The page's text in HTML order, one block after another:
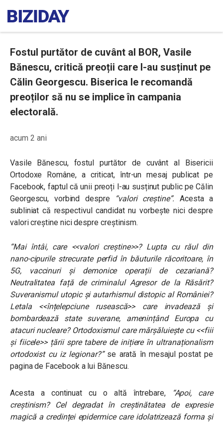
Fostul purtător de cuvânt al BOR, Vasile
Bănescu, critică preoții care l-au susținut pe
Călin Georgescu. Biserica le recomandă
preoților să nu se implice în campania
electorală.
acum 2 ani
Vasile Bănescu, fostul purtător de cuvânt al Bisericii
Ortodoxe Române, a criticat, într-un mesaj publicat pe
Facebook, faptul că unii preoți l-au susținut public pe Călin
Georgescu, vorbind despre“valori creștine”. Acesta a
subliniat că respectivul candidat nu vorbește nici despre
valori creștine nici despre creștinism.
“Mai întâi, care <<valori creștine>>? Lupta cu răul din
nano-cipurile strecurate perfid în băuturile răcoritoare, în
5G, vaccinuri și demonice operații de cezariană?
Neutralitatea față de criminalul Agresor de la Răsărit?
Suveranismul utopic și autarhismul distopic al României?
Letala <<înțelepciune rusească>> care invadează și
bombardează state suverane, amenințând Europa cu
atacuri nucleare? Ortodoxismul care mărșăluiește cu <<fiii
și fiicele>> țării spre tabere de inițiere în ultranaționalism
ortodoxist cu iz legionar?”se arată în mesajul postat pe
pagina de Facebook a lui Bănescu.
Acesta a continuat cu o altă întrebare,
“Apoi, care
creștinism? Cel degradat în creștinătatea de expresie
magică a credinței epidermice care idolatrizează forma și